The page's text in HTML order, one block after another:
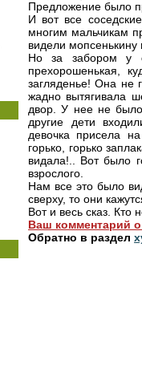
Предложение было
И вот все
многим мальчикам
видели мопсенькину
Но за забором у
прехорошенькая,
загляденье! Она не
жадно вытягивала
двор. У нее не
другие дети
девочка присела
горько, горько
видала!.. Вот было
взрослого.
Нам все это было
сверху, то они
Вот и весь сказ. Кто
Ваш комментарий о
Обратно в раздел